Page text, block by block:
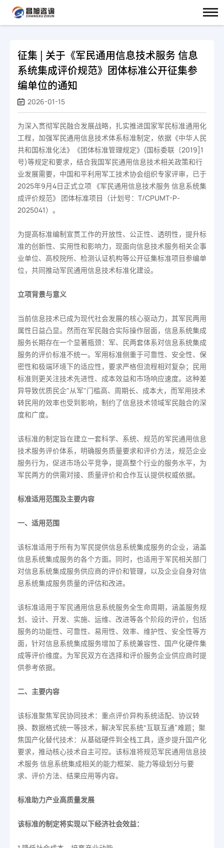
征集 | 关于《军民通用信息技术服务 信息
系统集成评价规范》团体标准公开征集参
编单位的通知
2026-01-15
为深入贯彻军民融合发展战略，扎实推进国家军民标准通用化
工程，加强军民通用信息技术体系标准制定，依据《中华人民
共和国标准化法》《团体标准管理规定》(国标委联〔2019]1
号)等规定和要求，结合我国军民通用信息技术相关政策和行
业发展需要，中国和平利用军工技术协会组织专家评审，已于
2025年9月4日正式立项 《军民通用信息技术服务 信息系统集
成评价规范》 团体标准项目（计划号：T/CPUMT-P-
2025041）。
为提高标准编制宣贯工作的开放性、公正性、透明性，提升标
准的创新性、实用性和影响力，现面向信息技术服务相关企事
业单位、高校院所、检测认证机构等公开征集标准项目参编单
位，共同推动军民通用信息技术标准化建设。
立项背景与意义
当前信息技术已成为现代社会发展的核心驱动力，其军民两用
属性日益凸显。然而在军民融合实际操作层面，信息系统集成
服务长期存在一个显著瓶颈：军、民两套体系对信息系统集成
服务的评价标准不统一。军用标准侧重于可靠性、安全性、保
密性和极端环境下的适应性，要求严格但流程相对复杂；民用
标准则更关注技术先进性、成本效益和市场响应速度。这种差
异导致优质民企"从军"门槛高、周期长、成本大，而军用技术
转民用的效率也受到影响，制约了信息技术领域军民融合的深
度和广度。
该标准的制定旨在建立一套科学、系统、规范的军民通用信息
技术服务评价体系，明确服务质量要求和评价方法，规范企业
服务行为，促进市场公平竞争，提高整个行业的服务水平，为
军民两方的供需对接、质量评价和合作互认提供权威依据。
标准适用范围及主要内容
一、适用范围
该标准适用于所有为军民提供信息系统集成服务的企业，涵盖
信息系统集成服务的各个方面。同时，也适用于军民相关部门
对信息系统集成服务供应商的评价和管理，以及企业自身对信
息系统集成服务质量的评估和改进。
该标准适用于军民通用信息系统服务全生命周期，涵盖服务规
划、设计、开发、实施、运维、改进等各个阶段的评价，包括
服务的功能性、可靠性、易用性、效率、维护性、安全性等方
面，针对信息系统集成服务增加了系统兼容性、国产化硬件集
成等评价维度。为军民双方在选择和评价服务企业供应商时提
供参考依据。
二、主要内容
该标准聚焦军民协同技术：重点评价异构系统适配、协议转
换、数据格式统一等技术，解决军民系统“互联互通”难题；聚
焦国产化替代技术：从基础硬件到全栈工具，逐步提升国产化
要求，推动核心技术自主可控。该标准将规范军民通用信息技
术服务 信息系统集成相关的能力框架、能力等级划分与要
求、评价方法、结果应用等内容。
标准助力产业高质量发展
该标准的制定将实现以下经济社会效益：